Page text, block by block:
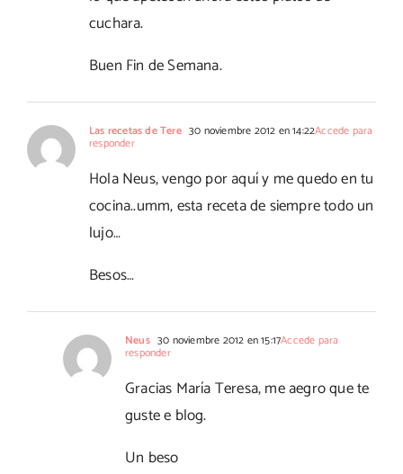
cuchara.
Buen Fin de Semana.
Las recetas de Tere 30 noviembre 2012 en 14:22Accede para
responder
Hola Neus, vengo por aquí y me quedo en tu
cocina..umm, esta receta de siempre todo un
lujo…
Besos…
Neus 30 noviembre 2012 en 15:17Accede para
responder
Gracias María Teresa, me aegro que te
guste e blog.
Un beso